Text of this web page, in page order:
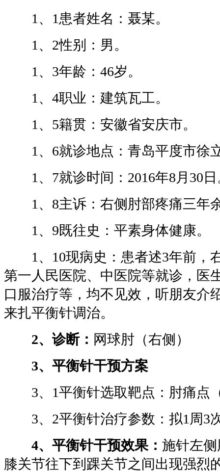
1、1患者姓名：聂某。
1、2性别：男。
1、3年龄：46岁。
1、4职业：建筑瓦工。
1、5籍贯：安徽省安庆市。
1、6就诊地点：青岛平度市徐
1、7就诊时间：2016年8月30日
1、8主诉：右侧肘部疼痛三年
1、9既往史：平素身体健康。
1、10现病史：患者述3年前，
第一人民医院、中医院等就诊，医
口服治疗等，均不见效，听朋友介
来扎平衡针调治。
2、诊断： 网球肘（右侧）
3、平衡针干预方案
3、1平衡针选取靶点：肘痛点
3、2平衡针治疗参数：拟1周3
4、平衡针干预效果： 施针左
膝关节往下到踝关节之间出现强烈